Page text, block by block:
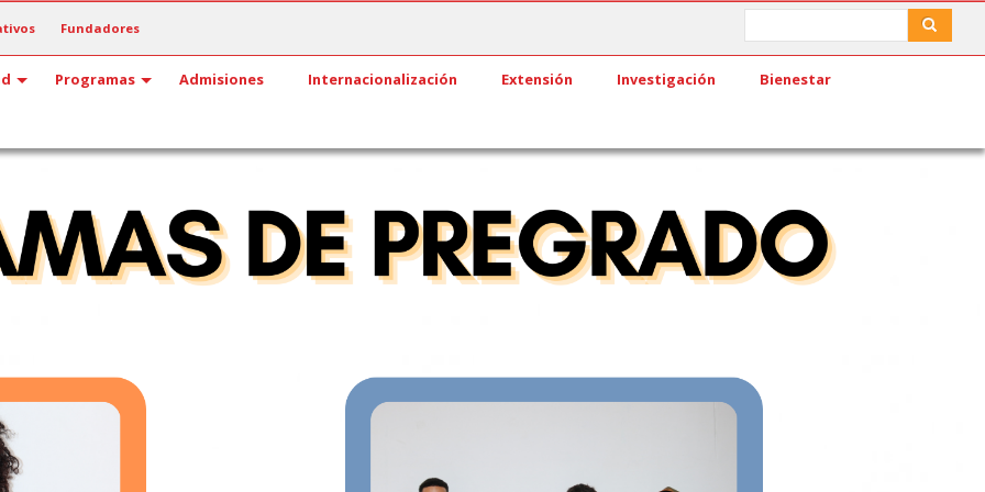
Fundadores
Programas Admisiones Internacionalización Extensión Investigación Bienestar